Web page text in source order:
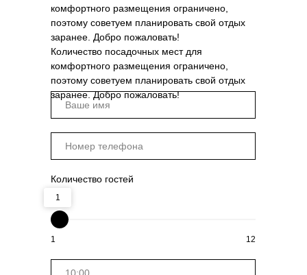
Количество гостей
1
1 12
комфортного размещения ограничено,
поэтому советуем планировать свой отдых
заранее. Добро пожаловать!
Количество посадочных мест для
комфортного размещения ограничено,
поэтому советуем планировать свой отдых
заранее. Добро пожаловать!